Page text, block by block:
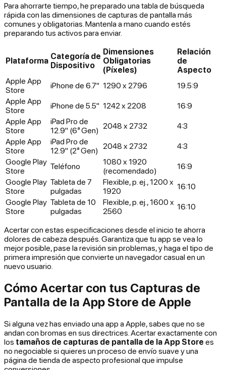
Para ahorrarte tiempo, he preparado una tabla de búsqueda
rápida con las dimensiones de capturas de pantalla más
comunes y obligatorias. Mantenla a mano cuando estés
preparando tus activos para enviar.
Plataforma Categoría de
Dispositivo
Dimensiones
Obligatorias
(Píxeles)
Relación
de
Aspecto
Apple App
Store
iPhone de 6.7" 1290 x 2796
19.5:9
Apple App
Store
iPhone de 5.5" 1242 x 2208
16:9
Apple App
Store
iPad Pro de
12.9" (6ª Gen)
2048 x 2732
4:3
Apple App
Store
iPad Pro de
12.9" (2ª Gen)
2048 x 2732
4:3
Google Play
Store
Teléfono
1080 x 1920
(recomendado)
16:9
Google Play
Store
Tableta de 7
pulgadas
Flexible, p. ej., 1200 x
1920
16:10
Google Play
Store
Tableta de 10
pulgadas
Flexible, p. ej., 1600 x
2560
16:10
Acertar con estas especificaciones desde el inicio te ahorra
dolores de cabeza después. Garantiza que tu app se vea lo
mejor posible, pase la revisión sin problemas, y haga el tipo de
primera impresión que convierte un navegador casual en un
nuevo usuario.
Cómo Acertar con tus Capturas de
Pantalla de la App Store de Apple
Si alguna vez has enviado una app a Apple, sabes que no se
andan con bromas en sus directrices. Acertar exactamente con
los tamaños de capturas de pantalla de la App Store es
no negociable si quieres un proceso de envío suave y una
página de tienda de aspecto profesional que impulse